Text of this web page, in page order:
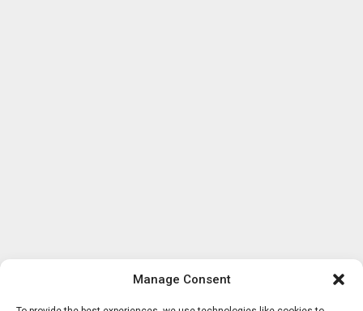
Manage Consent